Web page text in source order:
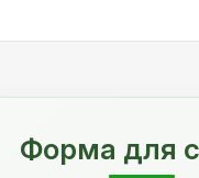
Форма для